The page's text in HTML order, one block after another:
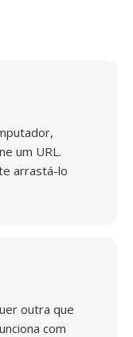
um URL.
arrastá-lo
outra que
com